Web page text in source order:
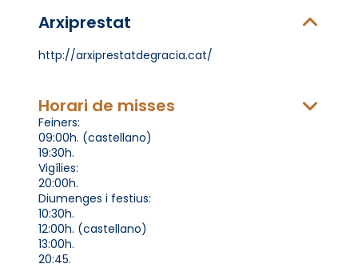
Arxiprestat
http://arxiprestatdegracia.cat/
Horari de misses
Feiners:
09:00h. (castellano)
19:30h.
Vigílies:
20:00h.
Diumenges i festius:
10:30h.
12:00h. (castellano)
13:00h.
20:45.